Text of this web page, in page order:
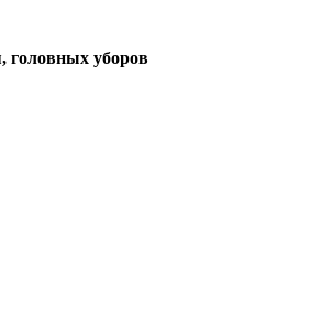
головных уборов